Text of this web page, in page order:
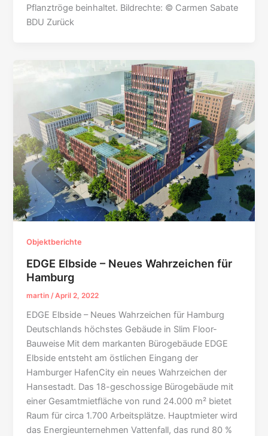
Pflanztröge beinhaltet. Bildrechte: © Carmen Sabate
BDU Zurück
Objektberichte
EDGE Elbside ­– Neues Wahrzeichen für
Hamburg
martin /April 2, 2022
EDGE Elbside ­– Neues Wahrzeichen für Hamburg
Deutschlands höchstes Gebäude in Slim Floor-
Bauweise Mit dem markanten Bürogebäude EDGE
Elbside entsteht am östlichen Eingang der
Hamburger HafenCity ein neues Wahrzeichen der
Hansestadt. Das 18-geschossige Bürogebäude mit
einer Gesamtmietfläche von rund 24.000 m² bietet
Raum für circa 1.700 Arbeitsplätze. Hauptmieter wird
das Energieunternehmen Vattenfall, das rund 80 %